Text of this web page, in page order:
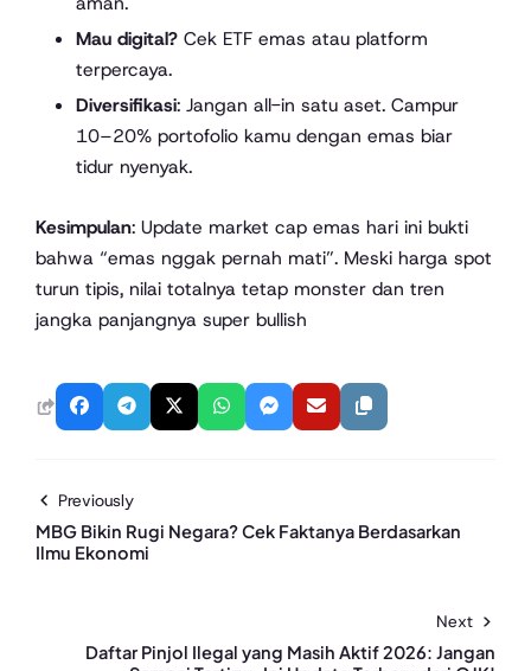
Mau digital?Cek ETF emas atau platform
terpercaya.
Diversifikasi: Jangan all-in satu aset. Campur
10–20% portofolio kamu dengan emas biar
tidur nyenyak.
Kesimpulan: Update market cap emas hari ini bukti
bahwa “emas nggak pernah mati”. Meski harga spot
turun tipis, nilai totalnya tetap monster dan tren
jangka panjangnya super bullish
Previously
MBG Bikin Rugi Negara? Cek Faktanya Berdasarkan
Ilmu Ekonomi
Next
Daftar Pinjol Ilegal yang Masih Aktif 2026: Jangan